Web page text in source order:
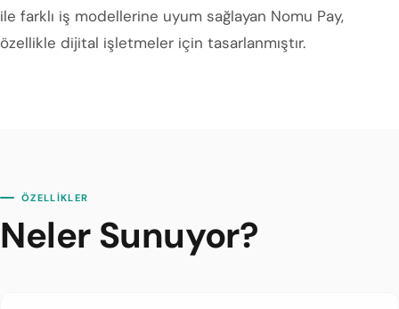
ile farklı iş modellerine uyum sağlayan Nomu Pay,
özellikle dijital işletmeler için tasarlanmıştır.
ÖZELLİKLER
Neler Sunuyor?